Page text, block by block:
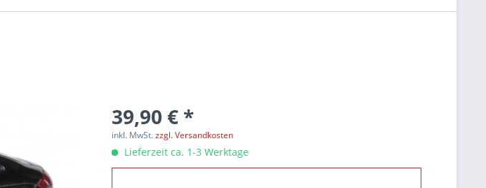
39,90 € *
inkl. MwSt.zzgl. Versandkosten
Lieferzeit ca. 1-3 Werktage